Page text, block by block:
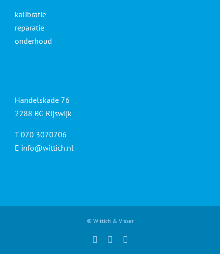
kalibratie
reparatie
onderhoud
Handelskade 76
2288 BG Rijswijk
T 070 3070706
E info@wittich.nl
© Wittich & Visser
Facebook
Twitter